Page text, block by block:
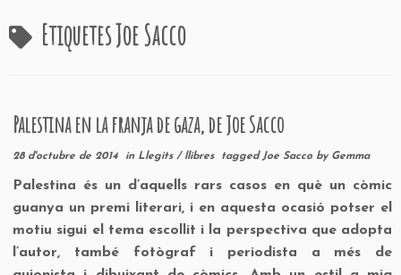
EtiquetesJoe Sacco
Palestina en la franja de gaza, de Joe Sacco
28 d'octubre de 2014 in Llegits/ llibres tagged Joe Sacco by Gemma
Palestina és un d’aquells rars casos en què un còmic
guanya un premi literari, i en aquesta ocasió potser el
motiu sigui el tema escollit i la perspectiva que adopta
l’autor, també fotògraf i periodista a més de